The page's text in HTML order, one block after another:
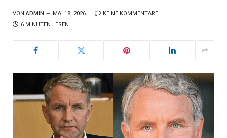
VON ADMIN MAI 18, 2026
KEINE KOMMENTARE
6 MINUTEN LESEN